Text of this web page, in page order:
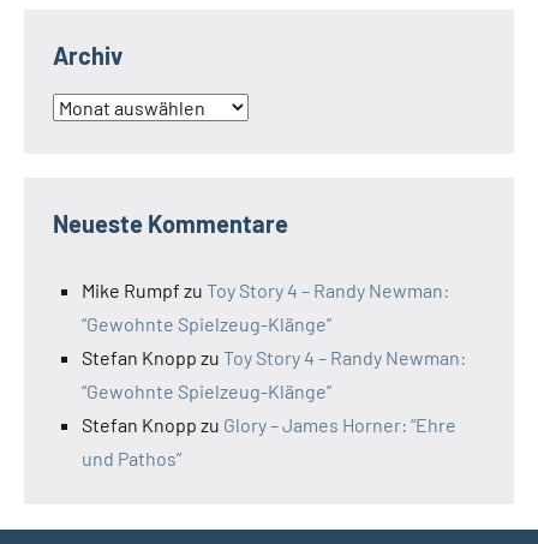
Archiv
Archiv
Neueste Kommentare
Mike Rumpf zu Toy Story 4 – Randy Newman:
“Gewohnte Spielzeug-Klänge”
Stefan Knopp zu Toy Story 4 – Randy Newman:
“Gewohnte Spielzeug-Klänge”
Stefan Knopp zu Glory – James Horner: “Ehre
und Pathos”